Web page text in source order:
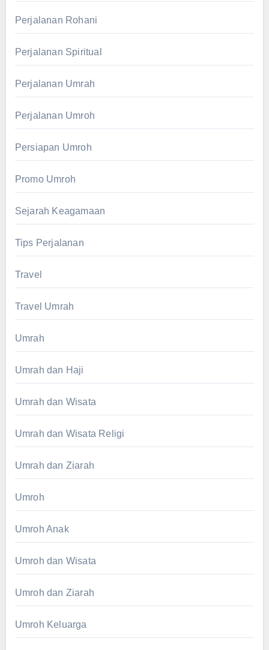
Perjalanan Rohani
Perjalanan Spiritual
Perjalanan Umrah
Perjalanan Umroh
Persiapan Umroh
Promo Umroh
Sejarah Keagamaan
Tips Perjalanan
Travel
Travel Umrah
Umrah
Umrah dan Haji
Umrah dan Wisata
Umrah dan Wisata Religi
Umrah dan Ziarah
Umroh
Umroh Anak
Umroh dan Wisata
Umroh dan Ziarah
Umroh Keluarga